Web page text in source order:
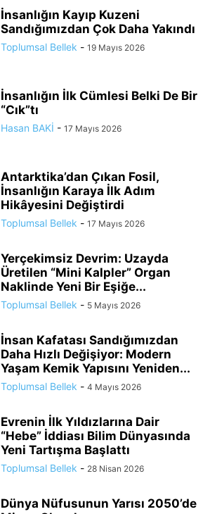
İnsanlığın Kayıp Kuzeni
Sandığımızdan Çok Daha Yakındı
Toplumsal Bellek - 19 Mayıs 2026
İnsanlığın İlk Cümlesi Belki De Bir
“Cık”tı
Hasan BAKİ - 17 Mayıs 2026
Antarktika’dan Çıkan Fosil,
İnsanlığın Karaya İlk Adım
Hikâyesini Değiştirdi
Toplumsal Bellek - 17 Mayıs 2026
Yerçekimsiz Devrim: Uzayda
Üretilen “Mini Kalpler” Organ
Naklinde Yeni Bir Eşiğe...
Toplumsal Bellek - 5 Mayıs 2026
İnsan Kafatası Sandığımızdan
Daha Hızlı Değişiyor: Modern
Yaşam Kemik Yapısını Yeniden...
Toplumsal Bellek - 4 Mayıs 2026
Evrenin İlk Yıldızlarına Dair
“Hebe” İddiası Bilim Dünyasında
Yeni Tartışma Başlattı
Toplumsal Bellek - 28 Nisan 2026
Dünya Nüfusunun Yarısı 2050’de